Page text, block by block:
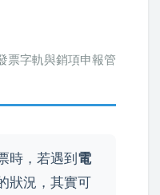
票字軌與銷項申報管
時，若遇到 電
狀況，其實可